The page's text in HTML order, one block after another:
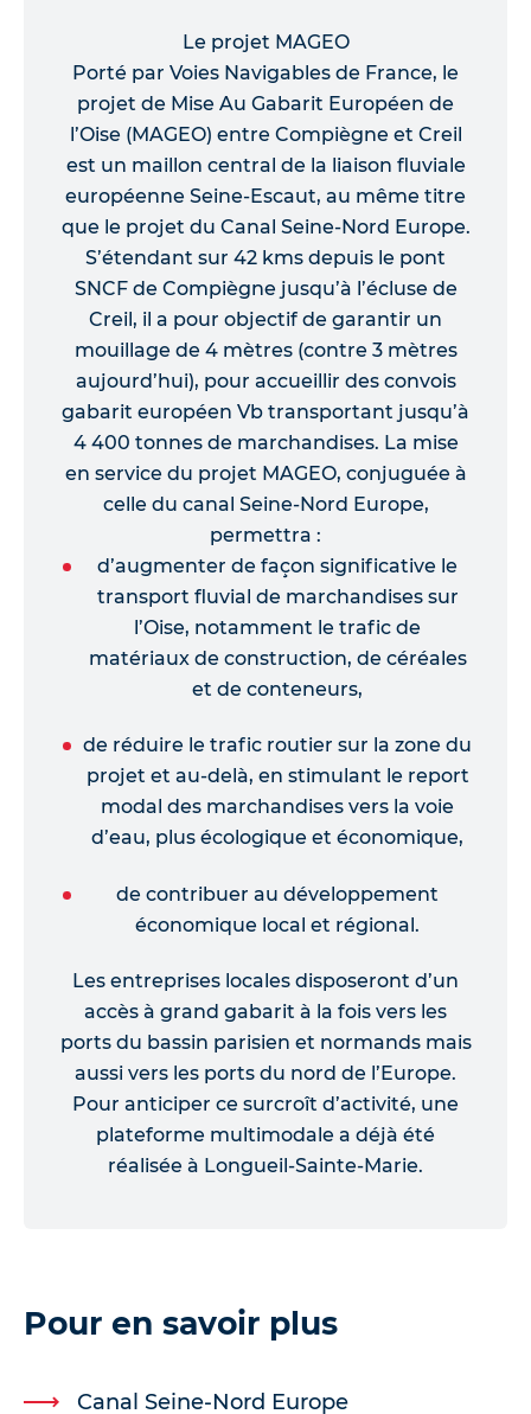
Le projet MAGEO
Porté par Voies Navigables de France, le
projet de Mise Au Gabarit Européen de
l’Oise (MAGEO) entre Compiègne et Creil
est un maillon central de la liaison fluviale
européenne Seine-Escaut, au même titre
que le projet du Canal Seine-Nord Europe.
S’étendant sur 42 kms depuis le pont
SNCF de Compiègne jusqu’à l’écluse de
Creil, il a pour objectif de garantir un
mouillage de 4 mètres (contre 3 mètres
aujourd’hui), pour accueillir des convois
gabarit européen Vb transportant jusqu’à
4 400 tonnes de marchandises. La mise
en service du projet MAGEO, conjuguée à
celle du canal Seine-Nord Europe,
permettra :
d’augmenter de façon significative le
transport fluvial de marchandises sur
l’Oise, notamment le trafic de
matériaux de construction, de céréales
et de conteneurs,
de réduire le trafic routier sur la zone du
projet et au-delà, en stimulant le report
modal des marchandises vers la voie
d’eau, plus écologique et économique,
de contribuer au développement
économique local et régional.
Les entreprises locales disposeront d’un
accès à grand gabarit à la fois vers les
ports du bassin parisien et normands mais
aussi vers les ports du nord de l’Europe.
Pour anticiper ce surcroît d’activité, une
plateforme multimodale a déjà été
réalisée à Longueil-Sainte-Marie.
Pour en savoir plus
Canal Seine-Nord Europe